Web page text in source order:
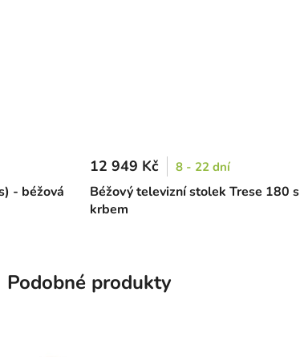
- béžová
Béžový televizní stolek Trese 180 s
krbem
12 949 Kč 8 - 22 dní
Podobné produkty